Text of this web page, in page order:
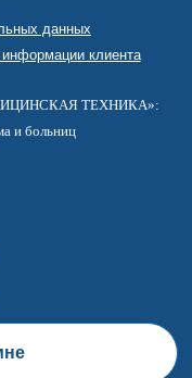
данных
клиента
ТЕХНИКА»:
и больниц